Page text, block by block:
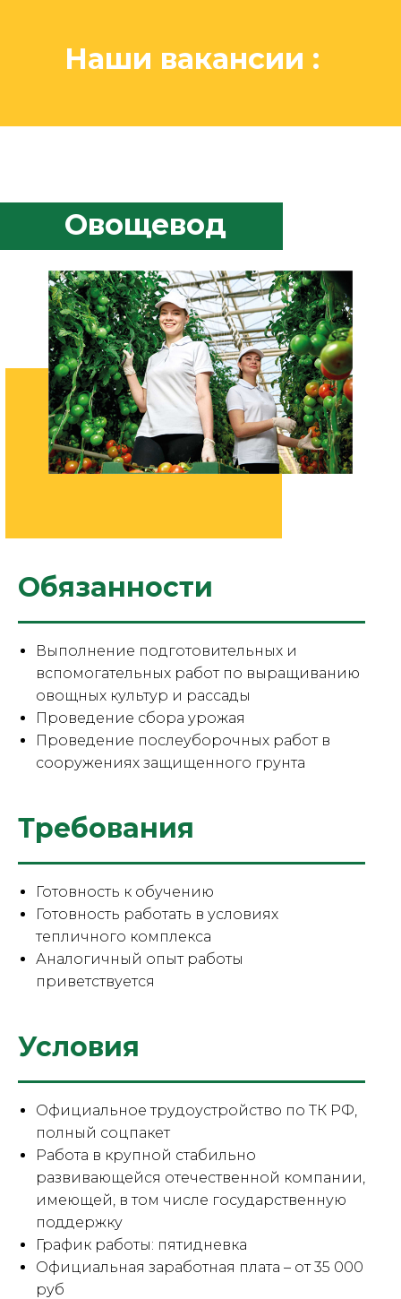
Наши вакансии :
Овощевод
Обязанности
Выполнение подготовительных и
вспомогательных работ по выращиванию
овощных культур и рассады
Проведение сбора урожая
Проведение послеуборочных работ в
сооружениях защищенного грунта
Требования
Готовность к обучению
Готовность работать в условиях
тепличного комплекса
Аналогичный опыт работы
приветствуется
Условия
Официальное трудоустройство по ТК РФ,
полный соцпакет
Работа в крупной стабильно
развивающейся отечественной компании,
имеющей, в том числе государственную
поддержку
График работы: пятидневка
Официальная заработная плата – от 35 000
руб